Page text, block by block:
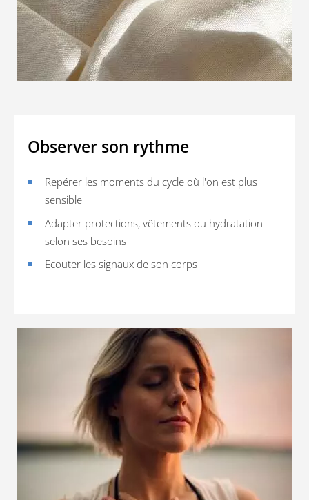
Observer son rythme
Repérer les moments du cycle où l'on est plus
sensible
Adapter protections, vêtements ou hydratation
selon ses besoins
Ecouter les signaux de son corps